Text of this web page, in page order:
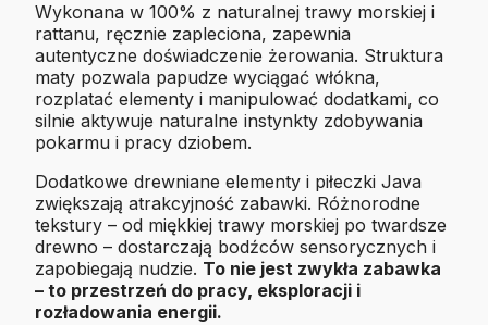
Wykonana w 100% z naturalnej trawy morskiej i
rattanu, ręcznie zapleciona, zapewnia
autentyczne doświadczenie żerowania. Struktura
maty pozwala papudze wyciągać włókna,
rozplatać elementy i manipulować dodatkami, co
silnie aktywuje naturalne instynkty zdobywania
pokarmu i pracy dziobem.
Dodatkowe drewniane elementy i piłeczki Java
zwiększają atrakcyjność zabawki. Różnorodne
tekstury – od miękkiej trawy morskiej po twardsze
drewno – dostarczają bodźców sensorycznych i
zapobiegają nudzie. To nie jest zwykła zabawka
– to przestrzeń do pracy, eksploracji i
rozładowania energii.